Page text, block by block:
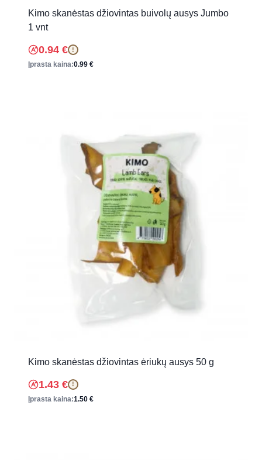
Kimo skanėstas džiovintas buivolų ausys Jumbo
1 vnt
0.94 € !
Įprasta kaina:0.99 €
Kimo skanėstas džiovintas ėriukų ausys 50 g
1.43 € !
Įprasta kaina:1.50 €